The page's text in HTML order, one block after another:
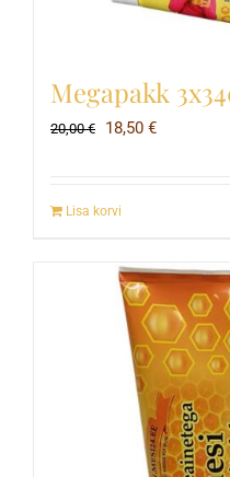
Megapakk
20,00€
Algne
18,50 €Current
Lisa korvi